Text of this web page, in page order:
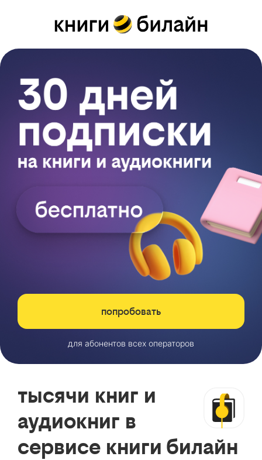
попробовать
для абонентов всех операторов
тысячи книг и
аудиокниг в
сервисе книги билайн